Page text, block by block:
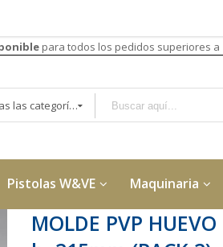
para todos los pedidos superiores a
Todas las categorías
Pistolas W&VE Maquinaria
MOLDE PVP